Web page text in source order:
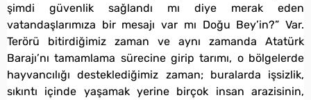
şimdi güvenlik sağlandı mı diye merak eden
vatandaşlarımıza bir mesajı var mı Doğu Bey’in?” Var.
Terörü bitirdiğimiz zaman ve aynı zamanda Atatürk
Barajı’nı tamamlama sürecine girip tarımı, o bölgelerde
hayvancılığı desteklediğimiz zaman; buralarda işsizlik,
sıkıntı içinde yaşamak yerine birçok insan arazisinin,